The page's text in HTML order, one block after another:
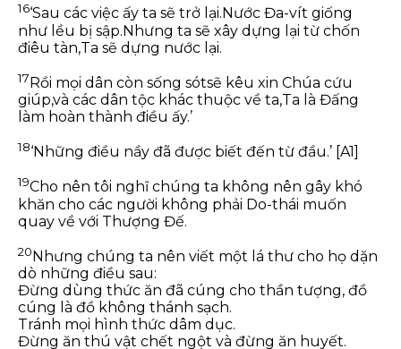
16‘Sau các việc ấy ta sẽ trở lại. Nước Đa-vít giống
như lều bị sập.Nhưng ta sẽ xây dựng lại từ chốn
điêu tàn,Ta sẽ dựng nước lại.
17Rồi mọi dân còn sống sótsẽ kêu xin Chúa cứu
giúp,và các dân tộc khác thuộc về ta,Ta là Đấng
làm hoàn thành điều ấy.’
18‘Những điều nầy đã được biết đến từ đầu.’ [A1]
19Cho nên tôi nghĩ chúng ta không nên gây khó
khăn cho các người không phải Do-thái muốn
quay về với Thượng Đế.
20Nhưng chúng ta nên viết một lá thư cho họ dặn
dò những điều sau:
Đừng dùng thức ăn đã cúng cho thần tượng, đồ
cúng là đồ không thánh sạch.
Tránh mọi hình thức dâm dục.
Đừng ăn thú vật chết ngột và đừng ăn huyết.